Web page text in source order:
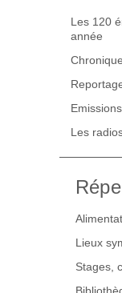
Les 120
année
Les
Lieux
Stages,